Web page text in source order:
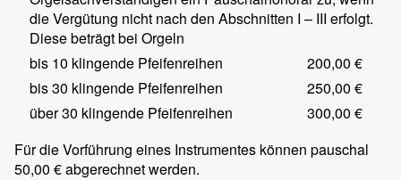
die Vergütung nicht nach den Abschnitten I – III erfolgt.
Diese beträgt bei Orgeln
bis 10 klingende Pfeifenreihen
200,00 €
bis 30 klingende Pfeifenreihen
250,00 €
über 30 klingende Pfeifenreihen
300,00 €
Für die Vorführung eines Instrumentes können pauschal
50,00 € abgerechnet werden.